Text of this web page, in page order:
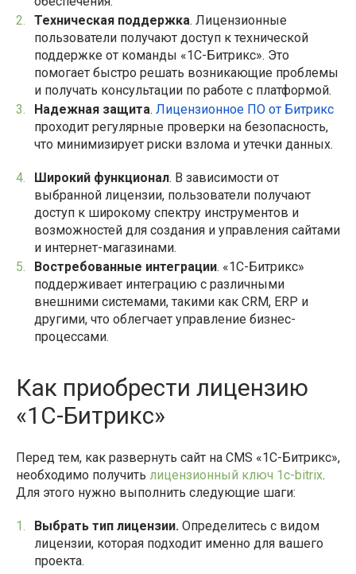
Техническая поддержка. Лицензионные
пользователи получают доступ к технической
поддержке от команды «1С-Битрикс». Это
помогает быстро решать возникающие проблемы
и получать консультации по работе с платформой.
Надежная защита. Лицензионное ПО от Битрикс
проходит регулярные проверки на безопасность,
что минимизирует риски взлома и утечки данных.
Широкий функционал. В зависимости от
выбранной лицензии, пользователи получают
доступ к широкому спектру инструментов и
возможностей для создания и управления сайтами
и интернет-магазинами.
Востребованные интеграции. «1С-Битрикс»
поддерживает интеграцию с различными
внешними системами, такими как CRM, ERP и
другими, что облегчает управление бизнес-
процессами.
Как приобрести лицензию
«1С-Битрикс»
Перед тем, как развернуть сайт на CMS «1С-Битрикс»,
необходимо получить лицензионный ключ 1c-bitrix.
Для этого нужно выполнить следующие шаги:
Выбрать тип лицензии.Определитесь с видом
лицензии, которая подходит именно для вашего
проекта.